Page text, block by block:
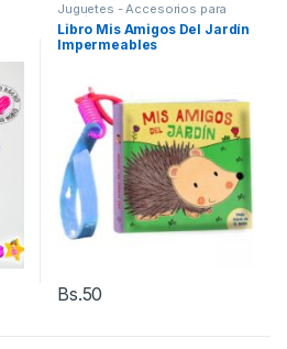
Juguetes - Accesorios para
Bebés , Libros y articulos de
Libreria
Libro Mis Amigos Del Jardín
Impermeables
Bs.50